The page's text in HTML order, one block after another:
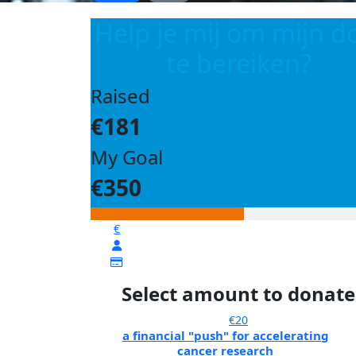
Raised
€181
My Goal
€350
€
Select amount to donate
€20
a financial "push" for accelerating
cancer research